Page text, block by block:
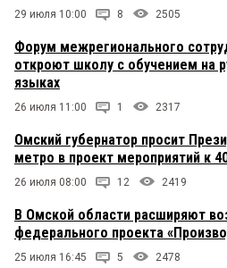
29 июля 10:00 8 2505
Форум межрегионального
откроют школу с обучением на
языках
26 июля 11:00 1 2317
Омский губернатор просит
метро в проект мероприятий к
26 июля 08:00 12 2419
В Омской области расширяют
федерального проекта
25 июля 16:45 5 2478